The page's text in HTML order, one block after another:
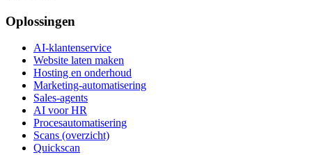
Oplossingen
AI-klantenservice
Website laten maken
Hosting en onderhoud
Marketing-automatisering
Sales-agents
AI voor HR
Procesautomatisering
Scans (overzicht)
Quickscan